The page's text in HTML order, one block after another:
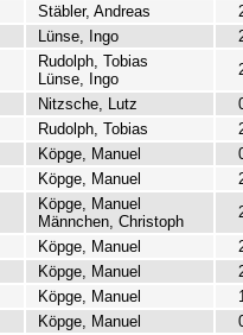
Stäbler, Andreas
Lünse, Ingo
Rudolph, Tobias
Lünse, Ingo
Nitzsche, Lutz
Rudolph, Tobias
Köpge, Manuel
Köpge, Manuel
Köpge, Manuel
Männchen, Christoph
Köpge, Manuel
Köpge, Manuel
Köpge, Manuel
Köpge, Manuel